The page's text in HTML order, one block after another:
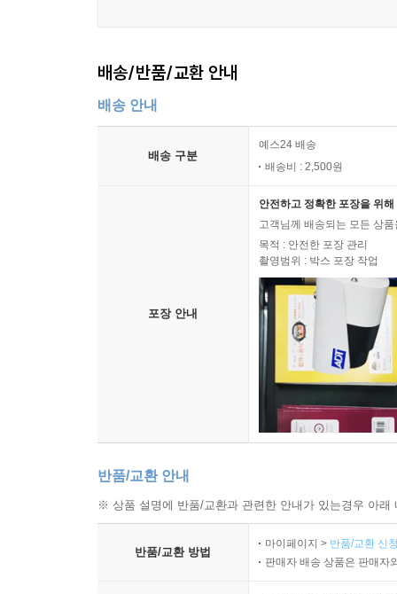
배송/반품/교환 안내
배송 안내
배송 구분
예스24 배송
배송비 : 2,500원
포장 안내
안전하고 정확한 포장을 위
고객님께 배송되는 모든 상
목적 : 안전한 포장 관리
촬영범위 : 박스 포장 작업
반품/교환 안내
※ 상품 설명에 반품/교환과 관련한 안내가 있는경우 아
반품/교환 방법
마이페이지 > 반품/교환 신
판매자 배송 상품은 판매자